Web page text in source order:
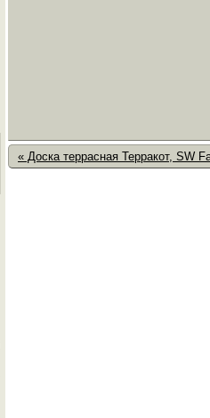
« Доска террасная Терракот, SW